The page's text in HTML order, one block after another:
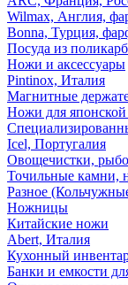
Wilmax, Англия,
Bonna, Турция,
Посуда из
Ножи и аксессуары
Pintinox, Италия
Магнитные
Ножи для
Icel, Португалия
Овощечистки,
Точильные камни,
Разное
Ножницы
Китайские ножи
Abert, Италия
Кухонный
Банки и емкости